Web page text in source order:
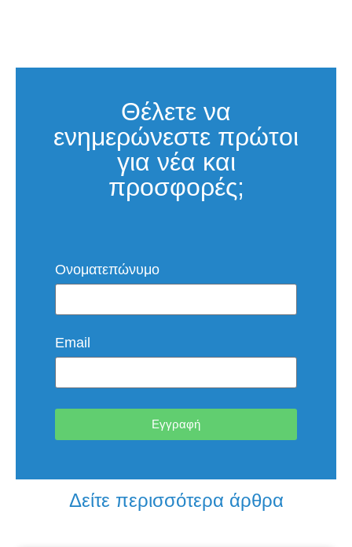
Θέλετε να
ενημερώνεστε πρώτοι
για νέα και
προσφορές;
Ονοματεπώνυμο
Email
Εγγραφή
Δείτε περισσότερα άρθρα